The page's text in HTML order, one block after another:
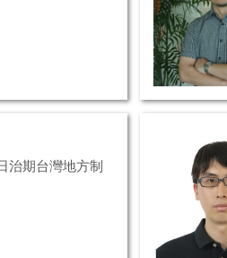
治期台灣地方制